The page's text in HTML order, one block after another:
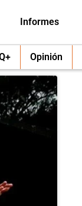
Informes
Opinión